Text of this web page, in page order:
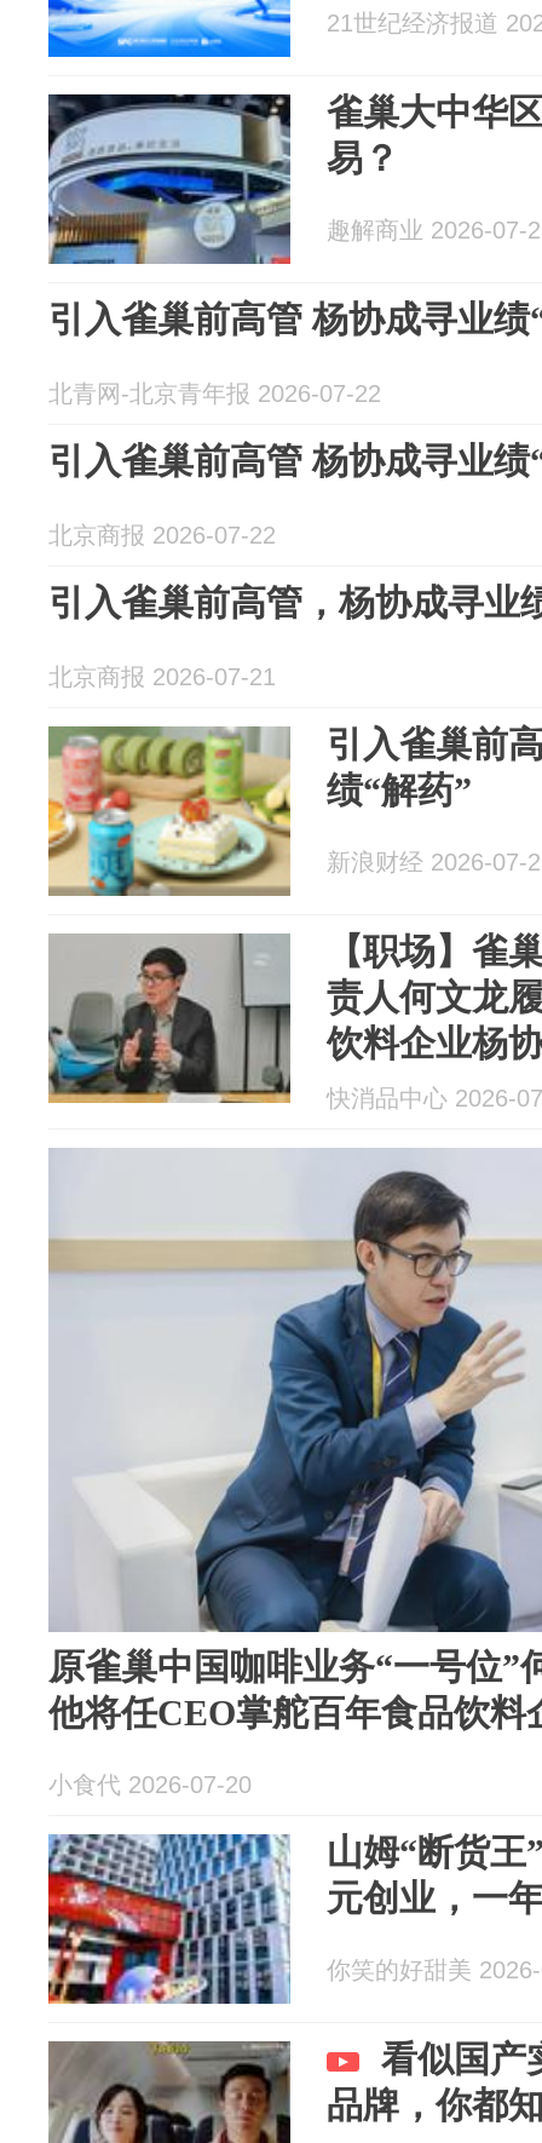
21世纪经济报道
雀巢大中华
易？
趣解商业 2026-07-
引入雀巢前高管 杨协成寻业绩
北青网-北京青年报 2026-07-22
引入雀巢前高管 杨协成寻业绩
北京商报 2026-07-22
引入雀巢前高管，杨协成寻业
北京商报 2026-07-21
引入雀巢前
绩“解药”
新浪财经 2026-07-
【职场】雀
责人何文龙
饮料企业杨
快消品中心 2026-
原雀巢中国咖啡业务“一号位”
他将任CEO掌舵百年食品饮料
小食代 2026-07-20
山姆“断货王
元创业，一
你笑的好甜美
看似国产
品牌，你都